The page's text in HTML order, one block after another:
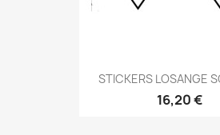
STICKERS LOSANGE
16,20 €